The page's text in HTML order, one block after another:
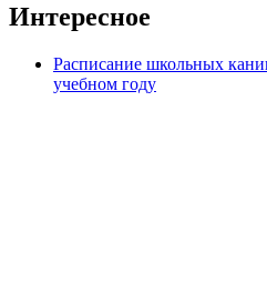
Интересное
Расписание школьных
учебном году